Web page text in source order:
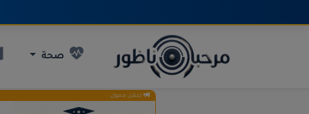
صحة
إعلان ممول